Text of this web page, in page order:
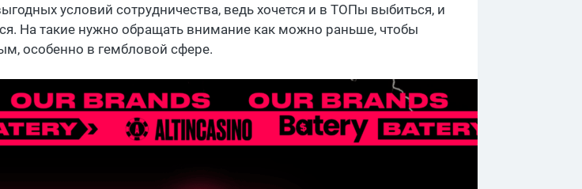
условий сотрудничества, ведь хочется и в ТОПы выбиться, и
На такие нужно обращать внимание как можно раньше, чтобы
особенно в гембловой сфере.